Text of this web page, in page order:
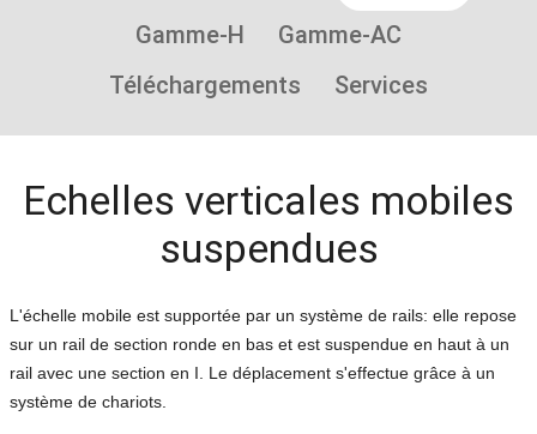
Gamme-H
Gamme-AC
Téléchargements
Services
Echelles verticales mobiles
suspendues
L'échelle mobile est supportée par un système de rails: elle repose
sur un rail de section ronde en bas et est suspendue en haut à un
rail avec une section en I. Le déplacement s'effectue grâce à un
système de chariots.